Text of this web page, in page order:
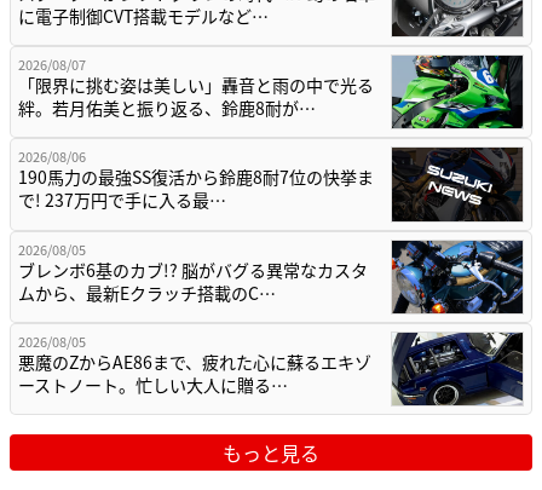
に電子制御CVT搭載モデルなど…
2026/08/07
「限界に挑む姿は美しい」轟音と雨の中で光る
絆。若月佑美と振り返る、鈴鹿8耐が…
2026/08/06
190馬力の最強SS復活から鈴鹿8耐7位の快挙ま
で! 237万円で手に入る最…
2026/08/05
ブレンボ6基のカブ!? 脳がバグる異常なカスタ
ムから、最新Eクラッチ搭載のC…
2026/08/05
悪魔のZからAE86まで、疲れた心に蘇るエキゾ
ーストノート。忙しい大人に贈る…
もっと見る